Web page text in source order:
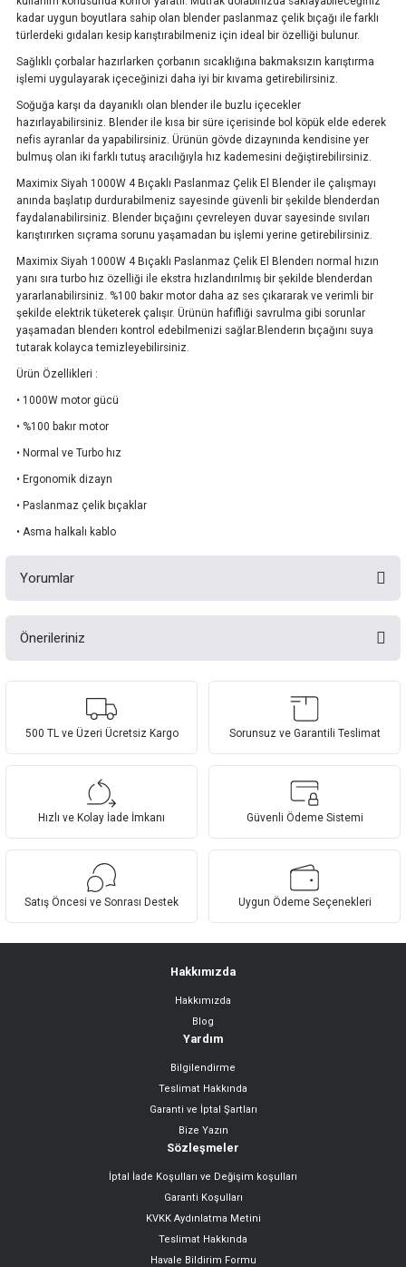
kadar uygun boyutlara sahip olan blender paslanmaz çelik bıçağı ile farklı
türlerdeki gıdaları kesip karıştırabilmeniz için ideal bir özelliği bulunur.
Sağlıklı çorbalar hazırlarken çorbanın sıcaklığına bakmaksızın karıştırma
işlemi uygulayarak içeceğinizi daha iyi bir kıvama getirebilirsiniz.
Soğuğa karşı da dayanıklı olan blender ile buzlu içecekler
hazırlayabilirsiniz. Blender ile kısa bir süre içerisinde bol köpük elde ederek
nefis ayranlar da yapabilirsiniz. Ürünün gövde dizaynında kendisine yer
bulmuş olan iki farklı tutuş aracılığıyla hız kademesini değiştirebilirsiniz.
Maximix Siyah 1000W 4 Bıçaklı Paslanmaz Çelik El Blender ile çalışmayı
anında başlatıp durdurabilmeniz sayesinde güvenli bir şekilde blenderdan
faydalanabilirsiniz. Blender bıçağını çevreleyen duvar sayesinde sıvıları
karıştırırken sıçrama sorunu yaşamadan bu işlemi yerine getirebilirsiniz.
Maximix Siyah 1000W 4 Bıçaklı Paslanmaz Çelik El Blenderı normal hızın
yanı sıra turbo hız özelliği ile ekstra hızlandırılmış bir şekilde blenderdan
yararlanabilirsiniz. %100 bakır motor daha az ses çıkararak ve verimli bir
şekilde elektrik tüketerek çalışır. Ürünün hafifliği savrulma gibi sorunlar
yaşamadan blenderı kontrol edebilmenizi sağlar.Blenderın bıçağını suya
tutarak kolayca temizleyebilirsiniz.
Ürün Özellikleri :
• 1000W motor gücü
• %100 bakır motor
• Normal ve Turbo hız
• Ergonomik dizayn
• Paslanmaz çelik bıçaklar
• Asma halkalı kablo
Yorumlar
Önerileriniz
Bu ürünün fiyat bilgisi, resim, ürün açıklamalarında ve diğer konularda
yetersiz gördüğünüz noktaları öneri formunu kullanarak tarafımıza
Görüş ve önerileriniz için teşekkür ederiz.
Ürün resmi kalitesiz, bozuk veya görüntülenemiyor.
Ürün açıklamasında eksik bilgiler bulunuyor.
Bu ürüne benzer farklı alternatifler olmalı.
Gönder
500 TL ve Üzeri Ücretsiz Kargo Sorunsuz ve Garantili Teslimat
Hızlı ve Kolay İade İmkanı Güvenli Ödeme Sistemi
Satış Öncesi ve Sonrası Destek Uygun Ödeme Seçenekleri
Hakkımızda
Hakkımızda
Blog
Yardım
Bilgilendirme
Teslimat Hakkında
Garanti ve İptal Şartları
Bize Yazın
Sözleşmeler
İptal İade Koşulları ve Değişim koşulları
Garanti Koşulları
KVKK Aydınlatma Metini
Teslimat Hakkında
Havale Bildirim Formu